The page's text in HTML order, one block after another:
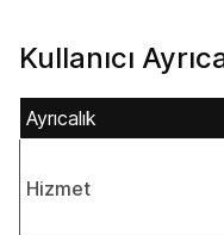
Kullanıcı
Ayrıcalık
Hizmet